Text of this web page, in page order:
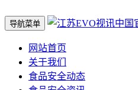
导航菜单
网站首页
关于我们
食品安全动态